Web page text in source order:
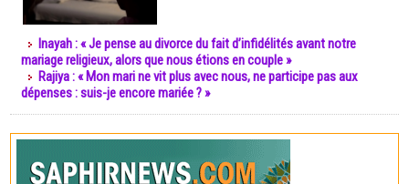
Inayah : « Je pense au divorce du fait d’infidélités avant notre
mariage religieux, alors que nous étions en couple »
Rajiya : « Mon mari ne vit plus avec nous, ne participe pas aux
dépenses : suis-je encore mariée ? »